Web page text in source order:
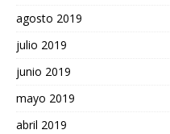
agosto 2019
julio 2019
junio 2019
mayo 2019
abril 2019